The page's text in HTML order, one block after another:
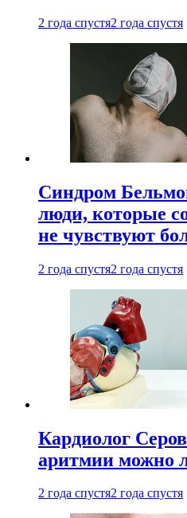
2 года спустя2 года спустя
Синдром
люди, которые
не чувствуют
2 года спустя2 года спустя
Кардиолог
аритмии можно
2 года спустя2 года спустя